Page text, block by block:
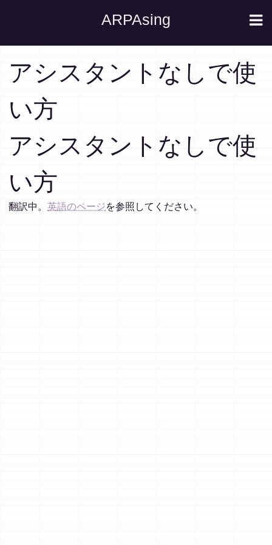
ARPAsing
アシスタントなしで使
い方
アシスタントなしで使
い方
翻訳中。 英語のページを参照してください。